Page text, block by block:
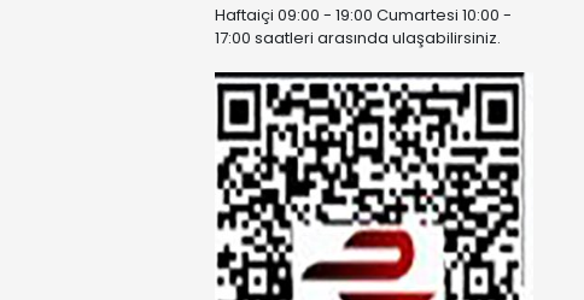
Haftaiçi 09:00 - 19:00 Cumartesi 10:00 -
17:00 saatleri arasında ulaşabilirsiniz.